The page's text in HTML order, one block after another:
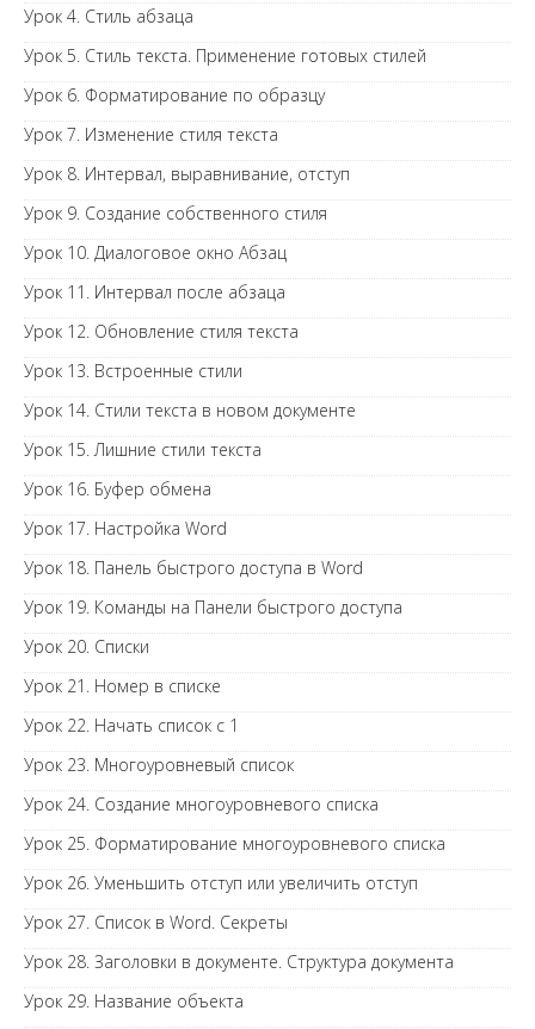
Урок 4. Стиль абзаца
Урок 5. Стиль текста. Применение готовых стилей
Урок 6. Форматирование по образцу
Урок 7. Изменение стиля текста
Урок 8. Интервал, выравнивание, отступ
Урок 9. Создание собственного стиля
Урок 10. Диалоговое окно Абзац
Урок 11. Интервал после абзаца
Урок 12. Обновление стиля текста
Урок 13. Встроенные стили
Урок 14. Стили текста в новом документе
Урок 15. Лишние стили текста
Урок 16. Буфер обмена
Урок 17. Настройка Word
Урок 18. Панель быстрого доступа в Word
Урок 19. Команды на Панели быстрого доступа
Урок 20. Списки
Урок 21. Номер в списке
Урок 22. Начать список с 1
Урок 23. Многоуровневый список
Урок 24. Создание многоуровневого списка
Урок 25. Форматирование многоуровневого списка
Урок 26. Уменьшить отступ или увеличить отступ
Урок 27. Список в Word. Секреты
Урок 28. Заголовки в документе. Структура документа
Урок 29. Название объекта